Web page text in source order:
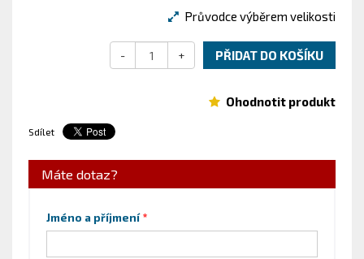
Průvodce výběrem velikosti
PŘIDAT DO KOŠÍKU
- +
Ohodnotit produkt
Sdílet
Máte dotaz?
Jméno a příjmení